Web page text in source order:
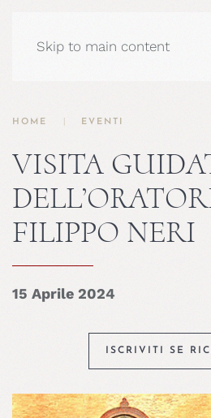
Skip to main content
HOME EVENTI
VISITA
FILIPPO NERI
15 Aprile 2024
ISCRIVITI SE